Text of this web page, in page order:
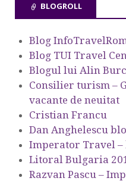
BLOGROLL
Blog
Blog TUI Travel
Blogul lui Alin
Consilier turism –
vacante de neuitat
Cristian Francu
Dan Anghelescu
Imperator Travel –
Litoral Bulgaria
Razvan Pascu –